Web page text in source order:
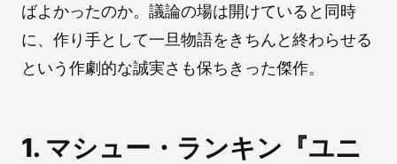
ばよかったのか。議論の場は開けていると同時
に、作り手として一旦物語をきちんと終わらせる
という作劇的な誠実さも保ちきった傑作。
1. マシュー・ランキン『ユニ